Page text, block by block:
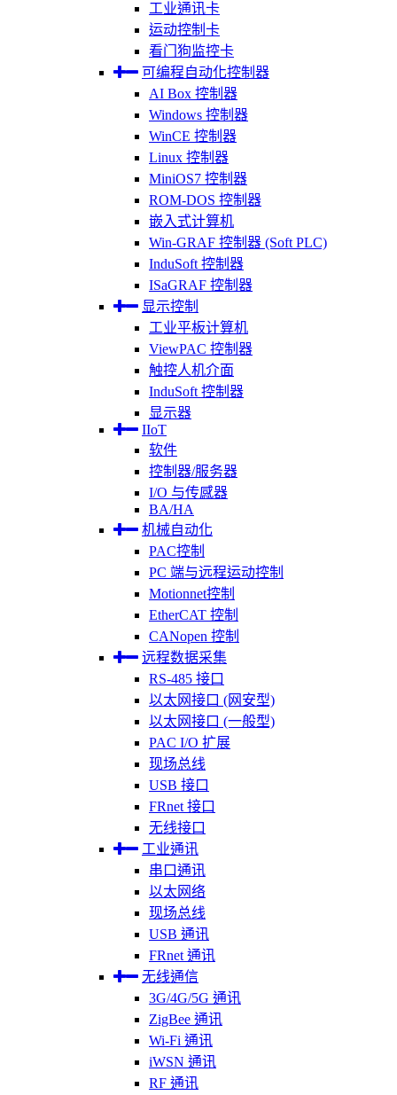
工业通讯卡
运动控制卡
看门狗监控卡
可编程自动化控制器
AI Box 控制器
Windows 控制器
WinCE 控制器
Linux 控制器
MiniOS7 控制器
ROM-DOS 控制器
嵌入式计算机
Win-GRAF 控制器 (Soft PLC)
InduSoft 控制器
ISaGRAF 控制器
显示控制
工业平板计算机
ViewPAC 控制器
触控人机介面
InduSoft 控制器
显示器
IIoT
软件
控制器/服务器
I/O 与传感器
BA/HA
机械自动化
PAC控制
PC 端与远程运动控制
Motionnet控制
EtherCAT 控制
CANopen 控制
远程数据采集
RS-485 接口
以太网接口 (网安型)
以太网接口 (一般型)
PAC I/O 扩展
现场总线
USB 接口
FRnet 接口
无线接口
工业通讯
串口通讯
以太网络
现场总线
USB 通讯
FRnet 通讯
无线通信
3G/4G/5G 通讯
ZigBee 通讯
Wi-Fi 通讯
iWSN 通讯
RF 通讯